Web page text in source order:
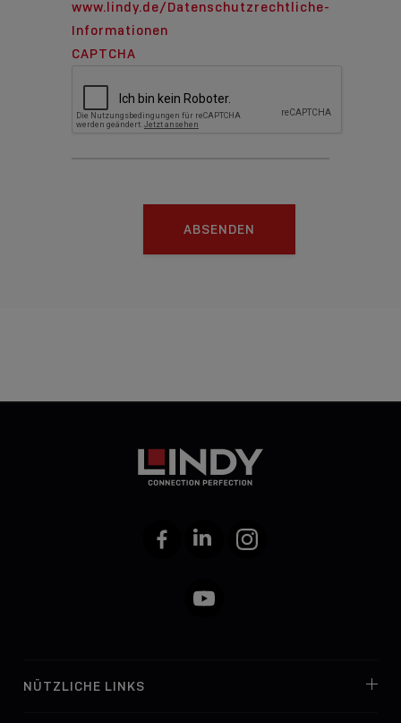
www.lindy.de/Datenschutzrechtliche-
Informationen
CAPTCHA
ABSENDEN
FacebookLinkedIn Instagram
YouTube
NÜTZLICHE LINKS